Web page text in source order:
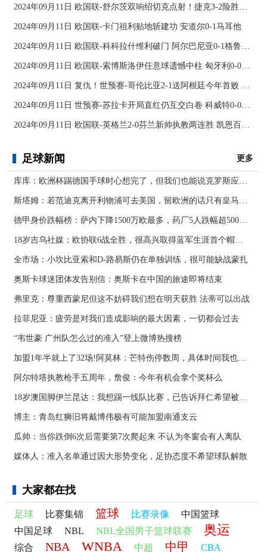
2024年09月11日 欧国联-舒尔茨双响绍切克点射！捷克3-2险胜乌克兰
2024年09月11日 欧国联-卡门祖利贴地斩建功 安道尔0-1马耳他
2024年09月11日 欧国联-科科拉什维利破门 阿尔巴尼亚0-1格鲁吉亚
2024年09月11日 欧国联-索博斯洛伊任意球遗憾中柱 匈牙利0-0战平波黑
2024年09月11日 复仇！世预赛-哥伦比亚2-1送阿根廷今年首败 J罗传射奥塔门迪送点
2024年09月11日 世预赛-苏拉卡开局直红仍互交白卷 科威特0-0伊拉克
2024年09月11日 欧国联-英格兰2-0芬兰新帅执教两连胜 凯恩百场里程碑双响
足球新闻 更多
库库：欧洲杯踢德国手球时心想完了，但我们也能说克罗斯应被罚下
斯塔姆：若范迪克离开利物浦可去美国，留欧洲的话只有皇马可行
德甲身价跌幅榜：萨内下降1500万欧最多，药厂5人跌幅超500万欧
18岁吉乌社媒：欧协联6战全胜，很高兴取得蓝军生涯首个帽子戏法
全市场：小坎比亚索和D-路易斯仍在单独训练，很可能缺战蒙扎
奥斯卡球迷团体发告别信：奥斯卡在中国的旅途即将结束
弗里克：尊重西蒙尼但这不妨碍我们想在明天获胜 法蒂可以出战
拉菲尼亚：疲劳是对我们造成影响的最大因素，一切都会过去
“韦世豪 广州队怎么过的准入”登上微博热搜榜
加盟1年半就上了32场!阿莫林：芒特伤停数周，具体时间我也不知道
阿尔特塔执教枪手五周年，詹俊：今年有机会拿个奖杯么 ​​​
18岁澳国脚伊兰昆达：我想踢一线队比赛，已告诉拜仁希望被外租
博主：青岛红狮旧将戴博伟极有可能加盟南通支云
瓜帅：当你跌倒6次后需要第7次爬起来 不认为冬窗会有人离队
媒体人：准入名单通过因大形势变化，足协态度不希望球队解散
大家都在找
足球 比赛集锦 篮球 比赛录像
中国篮球
中国足球
NBL NBL全国男子篮球联赛 奥运
综合 NBA WNBA 中超 中甲 CBA